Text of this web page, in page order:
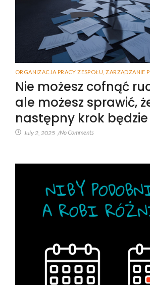
ORGANIZACJA PRACY ZESPOŁU ZARZĄDZANIE
Nie możesz cofnąć
ale możesz sprawić,
następny krok
July 2, 2025 /No Comments